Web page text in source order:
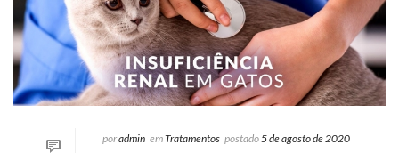
poradmin emTratamentos postado5 de agosto de 2020